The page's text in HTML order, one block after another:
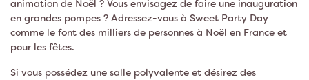
animation de Noël ? Vous envisagez de faire une inauguration
en grandes pompes ? Adressez-vous à Sweet Party Day
comme le font des milliers de personnes à Noël en France et
pour les fêtes.
Si vous possédez une salle polyvalente et désirez des